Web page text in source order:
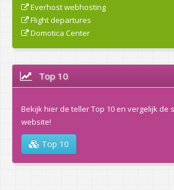
Everhost webhosting
Flight departures
Domotica Center
Top 10
Bekijk hier de teller Top 10 en vergelijk de
website!
Top 10